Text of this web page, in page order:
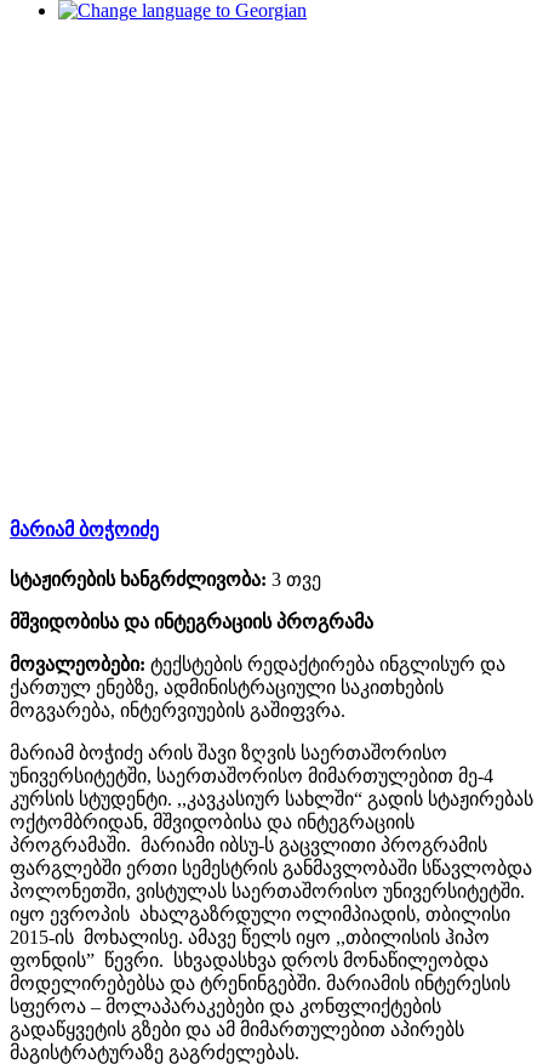
მარიამ ბოჭოიძე
სტაჟირების ხანგრძლივობა: 3 თვე
მშვიდობისა და ინტეგრაციის პროგრამა
მოვალეობები: ტექსტების რედაქტირება ინგლისურ და
ქართულ ენებზე, ადმინისტრაციული საკითხების
მოგვარება, ინტერვიუების გაშიფვრა.
მარიამ ბოჭიძე არის შავი ზღვის საერთაშორისო
უნივერსიტეტში, საერთაშორისო მიმართულებით მე-4
კურსის სტუდენტი. ,,კავკასიურ სახლში“ გადის სტაჟირებას
ოქტომბრიდან, მშვიდობისა და ინტეგრაციის
პროგრამაში. მარიამი იბსუ-ს გაცვლითი პროგრამის
ფარგლებში ერთი სემესტრის განმავლობაში სწავლობდა
პოლონეთში, ვისტულას საერთაშორისო უნივერსიტეტში.
იყო ევროპის ახალგაზრდული ოლიმპიადის, თბილისი
2015-ის მოხალისე. ამავე წელს იყო ,,თბილისის ჰიპო
ფონდის” წევრი. სხვადასხვა დროს მონაწილეობდა
მოდელირებებსა და ტრენინგებში. მარიამის ინტერესის
სფეროა – მოლაპარაკებები და კონფლიქტების
გადაწყვეტის გზები და ამ მიმართულებით აპირებს
მაგისტრატურაზე გაგრძელებას.